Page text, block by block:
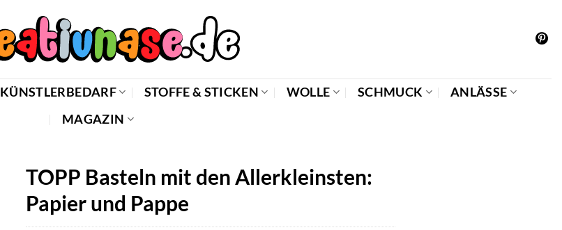
KÜNSTLERBEDARF STOFFE & STICKEN WOLLE SCHMUCK
ANLÄSSE
MAGAZIN
TOPP Basteln mit den Allerkleinsten:
Papier und Pappe